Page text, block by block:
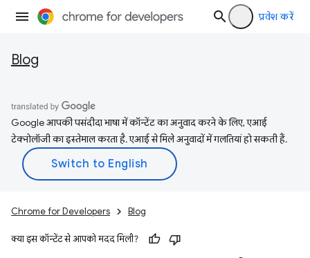
प्रवेश करें
Blog
Google आपकी पसंदीदा भाषा में कॉन्टेंट का अनुवाद करने के लिए, एआई
टेक्नोलॉजी का इस्तेमाल करता है. एआई से मिले अनुवादों में गलतियां हो सकती हैं.
Chrome for Developers Blog
क्या इस कॉन्टेंट से आपको मदद मिली?